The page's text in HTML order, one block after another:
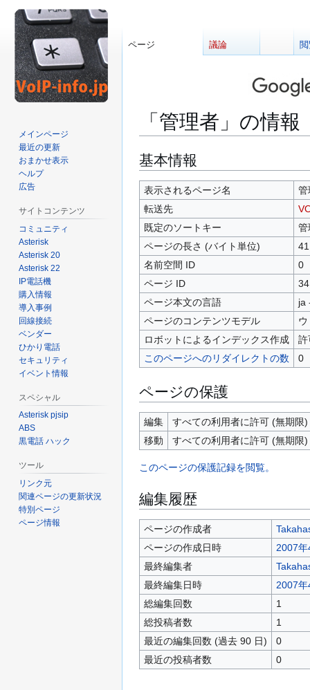
「管理者」の情報
ナ
ビ
ゲ
ー
シ
ョ
ン
に
移
動
検
索
に
移
動
基本情報
表示されるページ名
管
転送先
既定のソートキー
管
ページの長さ (バイト単位)
41
名前空間 ID
0
ページ ID
34
ページ本文の言語
ja
ページのコンテンツモデル
ロボットによるインデックス作成
許
このページへのリダイレクトの数
0
ページの保護
編集
すべての利用者に許可 (無期限)
移動
すべての利用者に許可 (無期限)
このページの保護記録を閲覧。
編集履歴
ページの作成者
ページの作成日時
2007
最終編集者
最終編集日時
2007
総編集回数
1
総投稿者数
1
最近の編集回数 (過去 90 日)
0
最近の投稿者数
0
ページ 議論
メインページ
最近の更新
おまかせ表示
ヘルプ
広告
サイトコンテンツ
コミュニティ
Asterisk
Asterisk 20
Asterisk 22
IP電話機
購入情報
導入事例
回線接続
ベンダー
ひかり電話
セキュリティ
イベント情報
スペシャル
Asterisk pjsip
ABS
黒電話 ハック
ツール
リンク元
関連ページの更新状況
特別ページ
ページ情報